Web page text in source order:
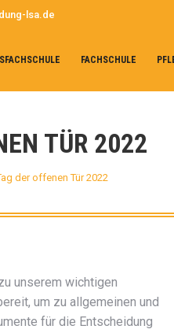
lsa.de
FACHSCHULE
TÜR 2022
der offenen Tür 2022
unserem wichtigen
um zu allgemeinen und
für die Entscheidung